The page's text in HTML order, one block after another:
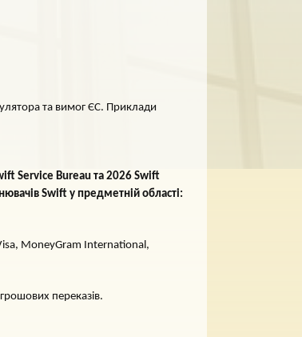
та вимог ЄС. Приклади
Service Bureau та 2026 Swift
Swift у предметній області:
MoneyGram International,
переказів.